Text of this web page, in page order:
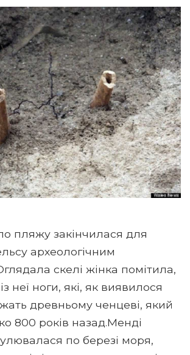
пляжу закінчилася для
археологічним
скелі жінка помітила,
неї ноги, які, як виявилося
древньому ченцеві, який
800 років назад.Менді
по березі моря,